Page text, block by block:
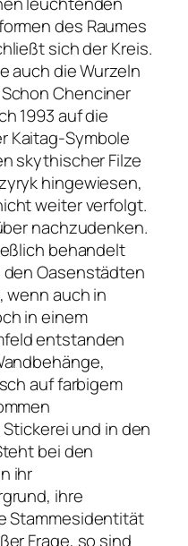
des Raumes
sich der Kreis.
auch die Wurzeln
Chenciner
1993 auf die
Kaitag-Symbole
skythischer Filze
hingewiesen,
weiter verfolgt.
nachzudenken.
behandelt
Oasenstädten
wenn auch in
in einem
entstanden
auf farbigem
und in den
bei den
ihr
ihre
Stammesidentität
Frage, so sind